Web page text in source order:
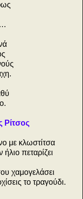
Ρίτσος
με κλωστίτσα
πεταρίζει
χαμογελάσει
το τραγούδι.